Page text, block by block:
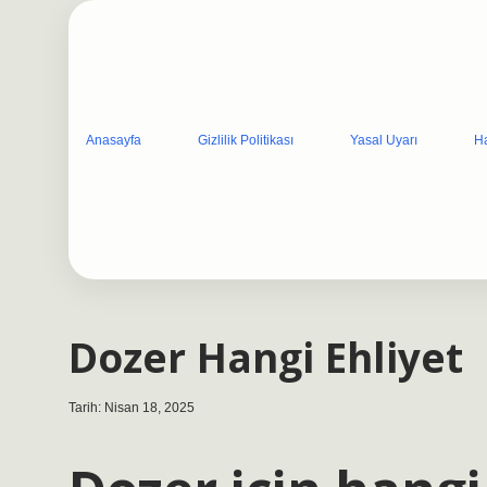
Anasayfa Gizlilik Politikası Yasal Uyarı
Dozer Hangi Ehliyet
Tarih: Nisan 18, 2025